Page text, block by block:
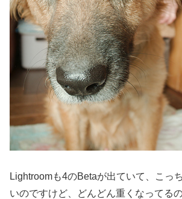
Lightroomも4のBetaが出ていて、こっ
いのですけど、どんどん重くなってる